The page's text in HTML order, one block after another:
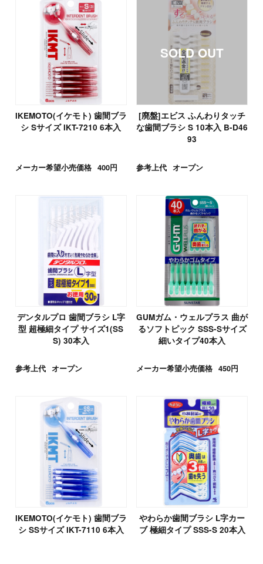
IKEMOTO(イケモト) 歯間ブラ
シ Sサイズ IKT-7210 6本入
メーカー希望小売価格 400円
[廃盤]エビス ふんわりタッチ
な歯間ブラシ S 10本入 B-D46
93
参考上代 オープン
デンタルプロ 歯間ブラシ L字
型 超極細タイプ サイズ1(SS
S) 30本入
参考上代 オープン
GUMガム・ウェルプラス 曲が
るソフトピック SSS-Sサイズ
細いタイプ40本入
メーカー希望小売価格 450円
IKEMOTO(イケモト) 歯間ブラ
シ SSサイズ IKT-7110 6本入
やわらか歯間ブラシ L字カー
ブ 極細タイプ SSS-S 20本入